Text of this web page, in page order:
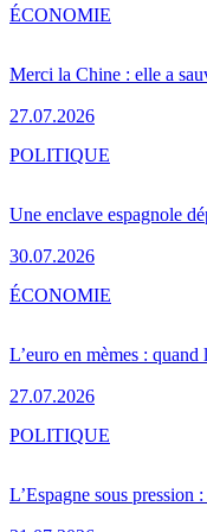
Merci la Chine : elle a
27.07.2026
ÉCONOMIE
Une enclave espagnole
30.07.2026
POLITIQUE
L’euro en mèmes :
27.07.2026
ÉCONOMIE
L’Espagne sous pression
POLITIQUE